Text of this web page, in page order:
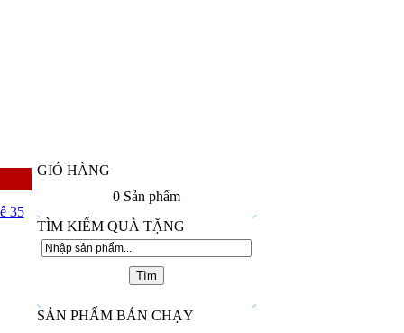
35
GIỎ HÀNG
0Sản phẩm
TÌM KIẾM QUÀ TẶNG
SẢN PHẨM BÁN CHẠY